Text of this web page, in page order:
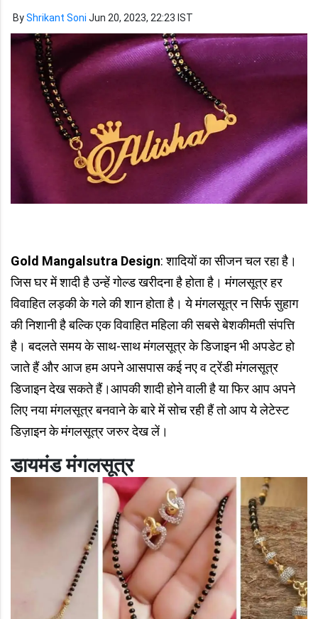
ByShrikant Soni Jun 20, 2023, 22:23 IST
Gold Mangalsutra Design: शादियों का सीजन चल रहा है।
जिस घर में शादी है उन्हें गोल्ड खरीदना है होता है। मंगलसूत्र हर
विवाहित लड़की के गले की शान होता है। ये मंगलसूत्र न सिर्फ सुहाग
की निशानी है बल्कि एक विवाहित महिला की सबसे बेशकीमती संपत्ति
है। बदलते समय के साथ-साथ मंगलसूत्र के डिजाइन भी अपडेट हो
जाते हैं और आज हम अपने आसपास कई नए व ट्रेंडी मंगलसूत्र
डिजाइन देख सकते हैं।आपकी शादी होने वाली है या फिर आप अपने
लिए नया मंगलसूत्र बनवाने के बारे में सोच रही हैं तो आप ये लेटेस्ट
डिज़ाइन के मंगलसूत्र जरुर देख लें।
डायमंड मंगलसूत्र